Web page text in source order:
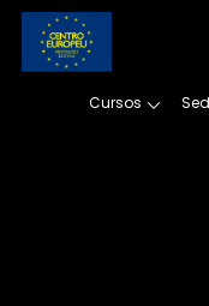
Cursos